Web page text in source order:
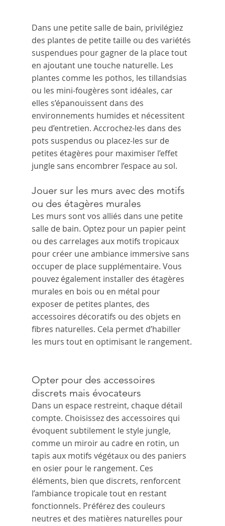
Dans une petite salle de bain, privilégiez
des plantes de petite taille ou des variétés
suspendues pour gagner de la place tout
en ajoutant une touche naturelle. Les
plantes comme les pothos, les tillandsias
ou les mini-fougères sont idéales, car
elles s’épanouissent dans des
environnements humides et nécessitent
peu d’entretien. Accrochez-les dans des
pots suspendus ou placez-les sur de
petites étagères pour maximiser l’effet
jungle sans encombrer l’espace au sol.
Jouer sur les murs avec des motifs
ou des étagères murales
Les murs sont vos alliés dans une petite
salle de bain. Optez pour un papier peint
ou des carrelages aux motifs tropicaux
pour créer une ambiance immersive sans
occuper de place supplémentaire. Vous
pouvez également installer des étagères
murales en bois ou en métal pour
exposer de petites plantes, des
accessoires décoratifs ou des objets en
fibres naturelles. Cela permet d’habiller
les murs tout en optimisant le rangement.
Opter pour des accessoires
discrets mais évocateurs
Dans un espace restreint, chaque détail
compte. Choisissez des accessoires qui
évoquent subtilement le style jungle,
comme un miroir au cadre en rotin, un
tapis aux motifs végétaux ou des paniers
en osier pour le rangement. Ces
éléments, bien que discrets, renforcent
l’ambiance tropicale tout en restant
fonctionnels. Préférez des couleurs
neutres et des matières naturelles pour